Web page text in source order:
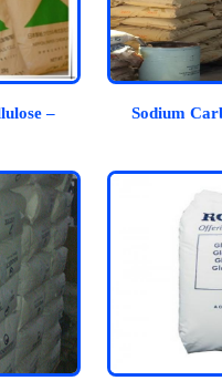
–
Sodium